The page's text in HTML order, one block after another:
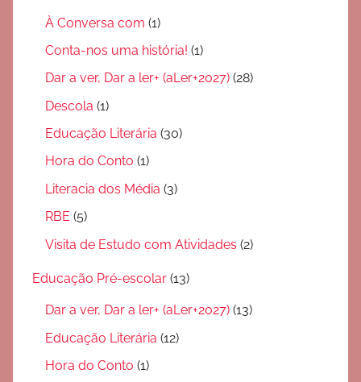
À Conversa com (1)
Conta-nos uma história! (1)
Dar a ver, Dar a ler+ (aLer+2027) (28)
Descola (1)
Educação Literária (30)
Hora do Conto (1)
Literacia dos Média (3)
RBE (5)
Visita de Estudo com Atividades (2)
Educação Pré-escolar (13)
Dar a ver, Dar a ler+ (aLer+2027) (13)
Educação Literária (12)
Hora do Conto (1)